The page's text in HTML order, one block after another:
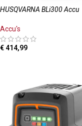
HUSQVARNA BLi300 Accu
Accu's
€ 414,99